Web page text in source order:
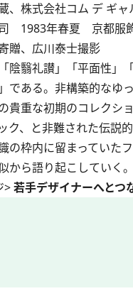
、株式会社コム デ ギ
1983年春夏 京都服
贈、広川泰士撮影
陰翳礼讃」「平面性」
」である。非構築的な
貴重な初期のコレクシ
ク、と非難された伝説
の枠内に留まっていた
から語り起こしていく。
>若手デザイナーへとつ